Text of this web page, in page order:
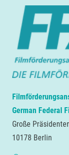
German Federal
Große
10178 Berlin